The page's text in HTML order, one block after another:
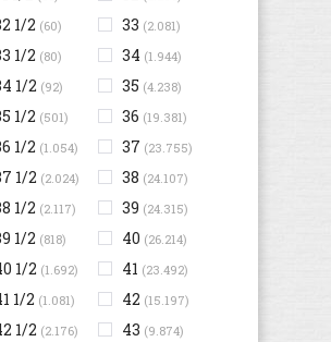
1/2 (60) 33 (2.081)
1/2 (80) 34 (1.944)
1/2 (92) 35 (4.238)
1/2 (501) 36 (19.381)
1/2 (1.054) 37 (23.755)
1/2 (2.024) 38 (24.107)
1/2 (2.117) 39 (24.315)
1/2 (818) 40 (26.214)
1/2 (1.692) 41 (23.492)
1/2 (1.081) 42 (15.197)
1/2 (2.176) 43 (9.874)